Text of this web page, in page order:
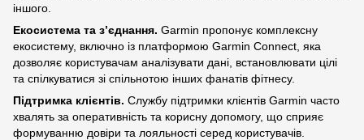
іншого.
Екосистема та з’єднання. Garmin пропонує комплексну
екосистему, включно із платформою Garmin Connect, яка
дозволяє користувачам аналізувати дані, встановлювати цілі
та спілкуватися зі спільнотою інших фанатів фітнесу.
Підтримка клієнтів. Службу підтримки клієнтів Garmin часто
хвалять за оперативність та корисну допомогу, що сприяє
формуванню довіри та лояльності серед користувачів.